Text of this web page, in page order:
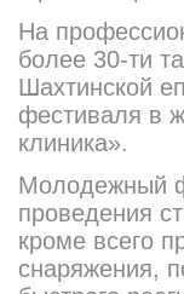
На
более 30-ти
Шахтинской
фестиваля в
клиника».
Молодежный
проведения
кроме всего
снаряжения,